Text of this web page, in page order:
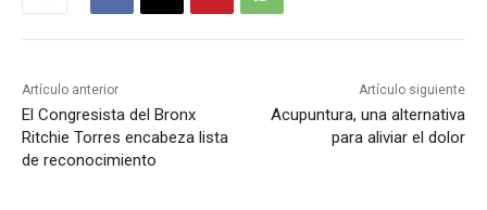
Artículo anterior
El Congresista del Bronx
Ritchie Torres encabeza lista
de reconocimiento
Artículo siguiente
Acupuntura, una alternativa
para aliviar el dolor